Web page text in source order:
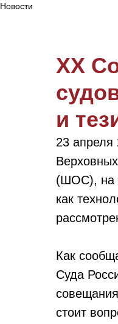
Новости
XX
и
23 апреля
(ШОС), на
как
Как
Суда
стоит